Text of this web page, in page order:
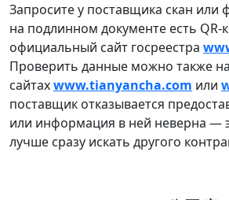
Запросите у поставщика скан
на подлинном документе есть QR-
официальный сайт госреестра
Проверить данные можно также на
сайтахwww.tianyancha.com или
поставщик отказывается
или информация в ней неверна —
лучше сразу искать другого